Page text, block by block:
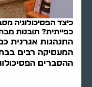
כיצד הפסיכולוגיה
כפייתית? תובנות
התנהגות אגרנית
המעסיקה רבים
ההסברים